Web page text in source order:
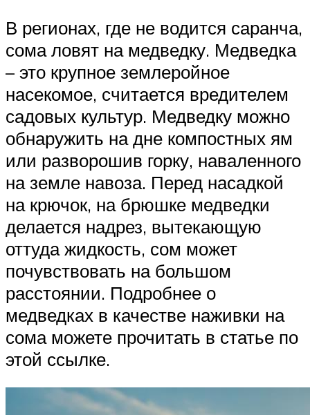
В регионах, где не водится саранча,
сома ловят на медведку. Медведка
– это крупное землеройное
насекомое, считается вредителем
садовых культур. Медведку можно
обнаружить на дне компостных ям
или разворошив горку, наваленного
на земле навоза. Перед насадкой
на крючок, на брюшке медведки
делается надрез, вытекающую
оттуда жидкость, сом может
почувствовать на большом
расстоянии. Подробнее о
медведках в качестве наживки на
сома можете прочитать в статье по
этой ссылке.